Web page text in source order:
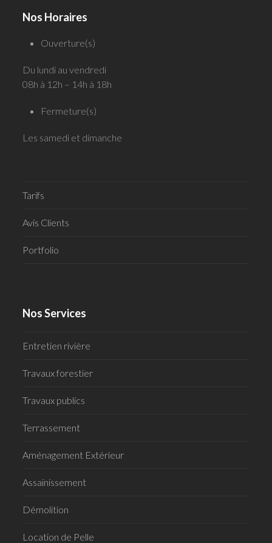
Nos Horaires
Ouverture(s)
Du lundi au vendredi
08h à 12h – 14h à 18h
Fermeture(s)
Les samedi et dimanche
Tarifs
Avis Clients
Portfolio
Nos Services
Entretien rivière
Travaux forestier
Travaux publics
Terrassement
Aménagement Extérieur
Assainissement
Démolition
Location de Pelle